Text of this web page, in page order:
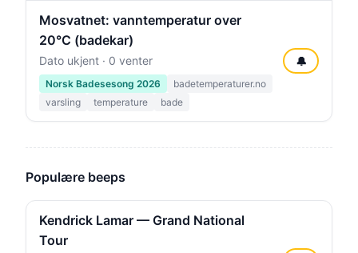
Mosvatnet: vanntemperatur over
20°C (badekar)
Dato ukjent · 0 venter
Norsk Badesesong 2026
badetemperaturer.no
varsling
temperature bade
🔔
Populære beeps
Kendrick Lamar — Grand National
Tour